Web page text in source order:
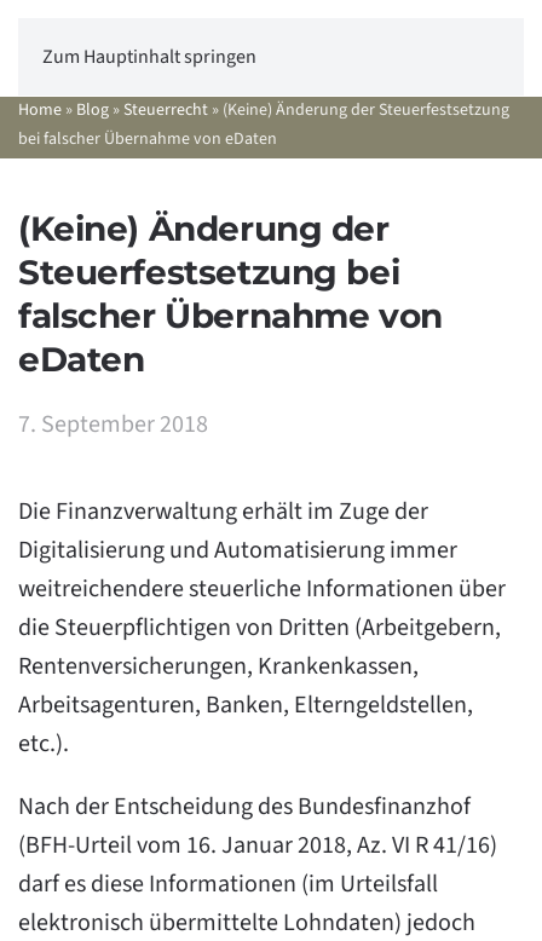
Zum Hauptinhalt springen
Home » Blog » Steuerrecht » (Keine) Änderung der Steuerfestsetzung
bei falscher Übernahme von eDaten
(Keine) Änderung der
Steuerfestsetzung bei
falscher Übernahme von
eDaten
7. September 2018
Die Finanzverwaltung erhält im Zuge der
Digitalisierung und Automatisierung immer
weitreichendere steuerliche Informationen über
die Steuerpflichtigen von Dritten (Arbeitgebern,
Rentenversicherungen, Krankenkassen,
Arbeitsagenturen, Banken, Elterngeldstellen,
etc.).
Nach der Entscheidung des Bundesfinanzhof
(BFH-Urteil vom 16. Januar 2018, Az. VI R 41/16)
darf es diese Informationen (im Urteilsfall
elektronisch übermittelte Lohndaten) jedoch